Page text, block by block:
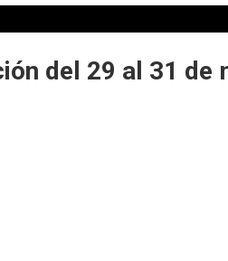
del 29 al 31 de